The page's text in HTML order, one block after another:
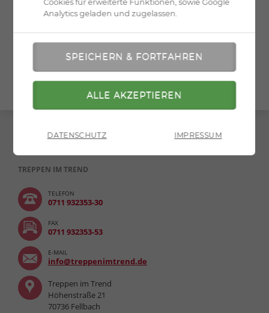
» zurück zur Übersicht » zur Druckversion
TREPPEN IM TREND
TELEFON
0711 932353-30
FAX
0711 932353-53
E-MAIL
info@treppenimtrend.de
Treppen im Trend
Höhenstraße 21
70736 Fellbach
Cookies für erweiterte Funktionen, sowie Google
Analytics geladen und zugelassen.
DATENSCHUTZ IMPRESSUM